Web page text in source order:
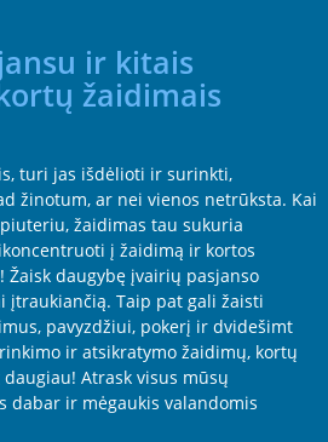
ir kitais
žaidimais
turi jas išdėlioti ir surinkti,
žinotum, ar nei vienos netrūksta. Kai
žaidimas tau sukuria
į žaidimą ir kortos
Žaisk daugybę įvairių pasjanso
įtraukiančią. Taip pat gali žaisti
pavyzdžiui, pokerį ir dvidešimt
ir atsikratymo žaidimų, kortų
Atrask visus mūsų
dabar ir mėgaukis valandomis